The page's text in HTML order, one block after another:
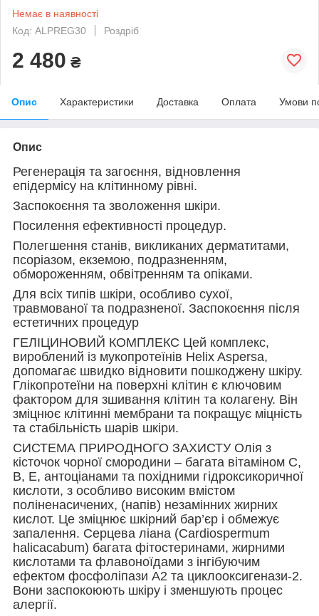
Немає в наявності
Код: ALPREG30
Роздріб
2 480 ₴
Опис Характеристики Доставка Оплата Умови
Опис
Регенерація та загоєння, відновлення
епідермісу на клітинному рівні.
Заспокоєння та зволоження шкіри.
Посилення ефективності процедур.
Полегшення станів, викликаних дерматитами,
псоріазом, екземою, подразненням,
обмороженням, обвітренням та опіками.
Для всіх типів шкіри, особливо сухої,
травмованої та подразненої. Заспокоєння після
естетичних процедур
ГЕЛІЦИНОВИЙ КОМПЛЕКС Цей комплекс,
вироблений із мукопротеїнів Helix Aspersa,
допомагає швидко відновити пошкоджену шкіру.
Глікопротеїни на поверхні клітин є ключовим
фактором для зшивання клітин та колагену. Він
зміцнює клітинні мембрани та покращує міцність
та стабільність шарів шкіри.
СИСТЕМА ПРИРОДНОГО ЗАХИСТУ Олія з
кісточок чорної смородини – багата вітаміном С,
В, Е, антоціанами та похідними гідроксикоричної
кислоти, з особливо високим вмістом
поліненасичених, (напів) незамінних жирних
кислот. Це зміцнює шкірний бар’єр і обмежує
запалення. Серцева ліана (Cardiospermum
halicacabum) багата фітостеринами, жирними
кислотами та флавоноїдами з інгібуючим
ефектом фосфоліпази А2 та циклооксигенази-2.
Вони заспокоюють шкіру і зменшують процес
алергії.